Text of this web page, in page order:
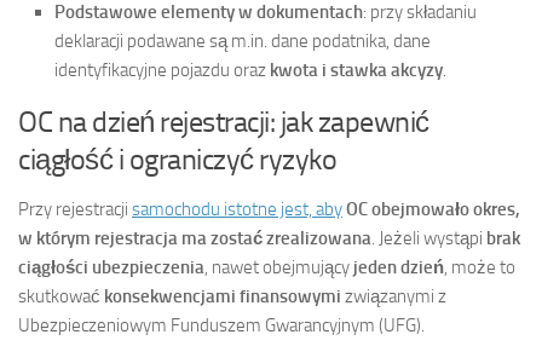
Podstawowe elementy w dokumentach: przy składaniu
deklaracji podawane są m.in. dane podatnika, dane
identyfikacyjne pojazdu oraz kwota i stawka akcyzy.
OC na dzień rejestracji: jak zapewnić
ciągłość i ograniczyć ryzyko
Przy rejestracji samochodu istotne jest, abyOC obejmowało okres,
w którym rejestracja ma zostać zrealizowana. Jeżeli wystąpi brak
ciągłości ubezpieczenia, nawet obejmujący jeden dzień, może to
skutkować konsekwencjami finansowymi związanymi z
Ubezpieczeniowym Funduszem Gwarancyjnym (UFG).